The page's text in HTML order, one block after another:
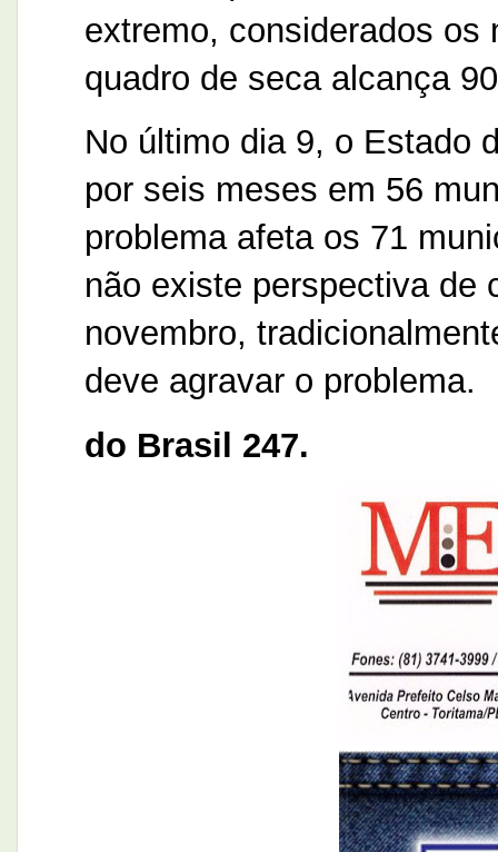
extremo, considerados
quadro de seca alcança
No último dia 9, o Estado
por seis meses em 56
problema afeta os 71
não existe perspectiva de
novembro,
deve agravar o problema.
do Brasil 247.